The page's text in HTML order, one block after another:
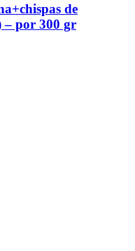
de
– por 300 gr